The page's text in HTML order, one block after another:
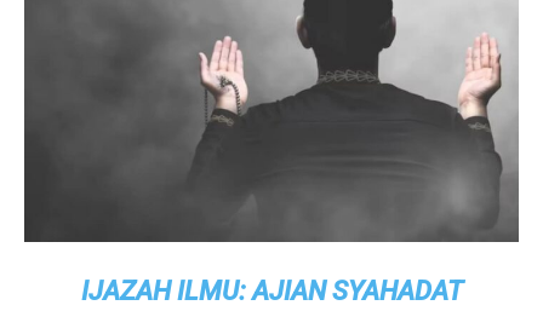
IJAZAH ILMU: AJIAN SYAHADAT